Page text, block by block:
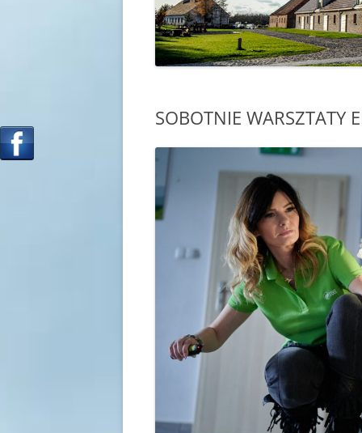
SOBOTNIE WARSZTATY